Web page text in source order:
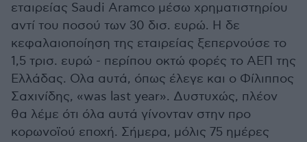
εταιρείας Saudi Aramco μέσω χρηματιστηρίου
αντί του ποσού των 30 δισ. ευρώ. Η δε
κεφαλαιοποίηση της εταιρείας ξεπερνούσε το
1,5 τρισ. ευρώ - περίπου οκτώ φορές το ΑΕΠ της
Ελλάδας. Ολα αυτά, όπως έλεγε και ο Φίλιππος
Σαχινίδης, «was last year». Δυστυχώς, πλέον
θα λέμε ότι όλα αυτά γίνονταν στην προ
κορωνοϊού εποχή. Σήμερα, μόλις 75 ημέρες